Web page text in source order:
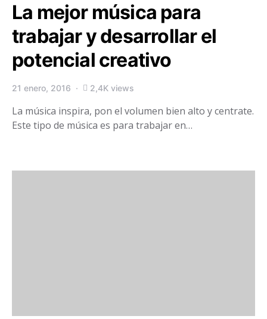
La mejor música para
trabajar y desarrollar el
potencial creativo
21 enero, 2016 2,4K views
La música inspira, pon el volumen bien alto y centrate.
Este tipo de música es para trabajar en…